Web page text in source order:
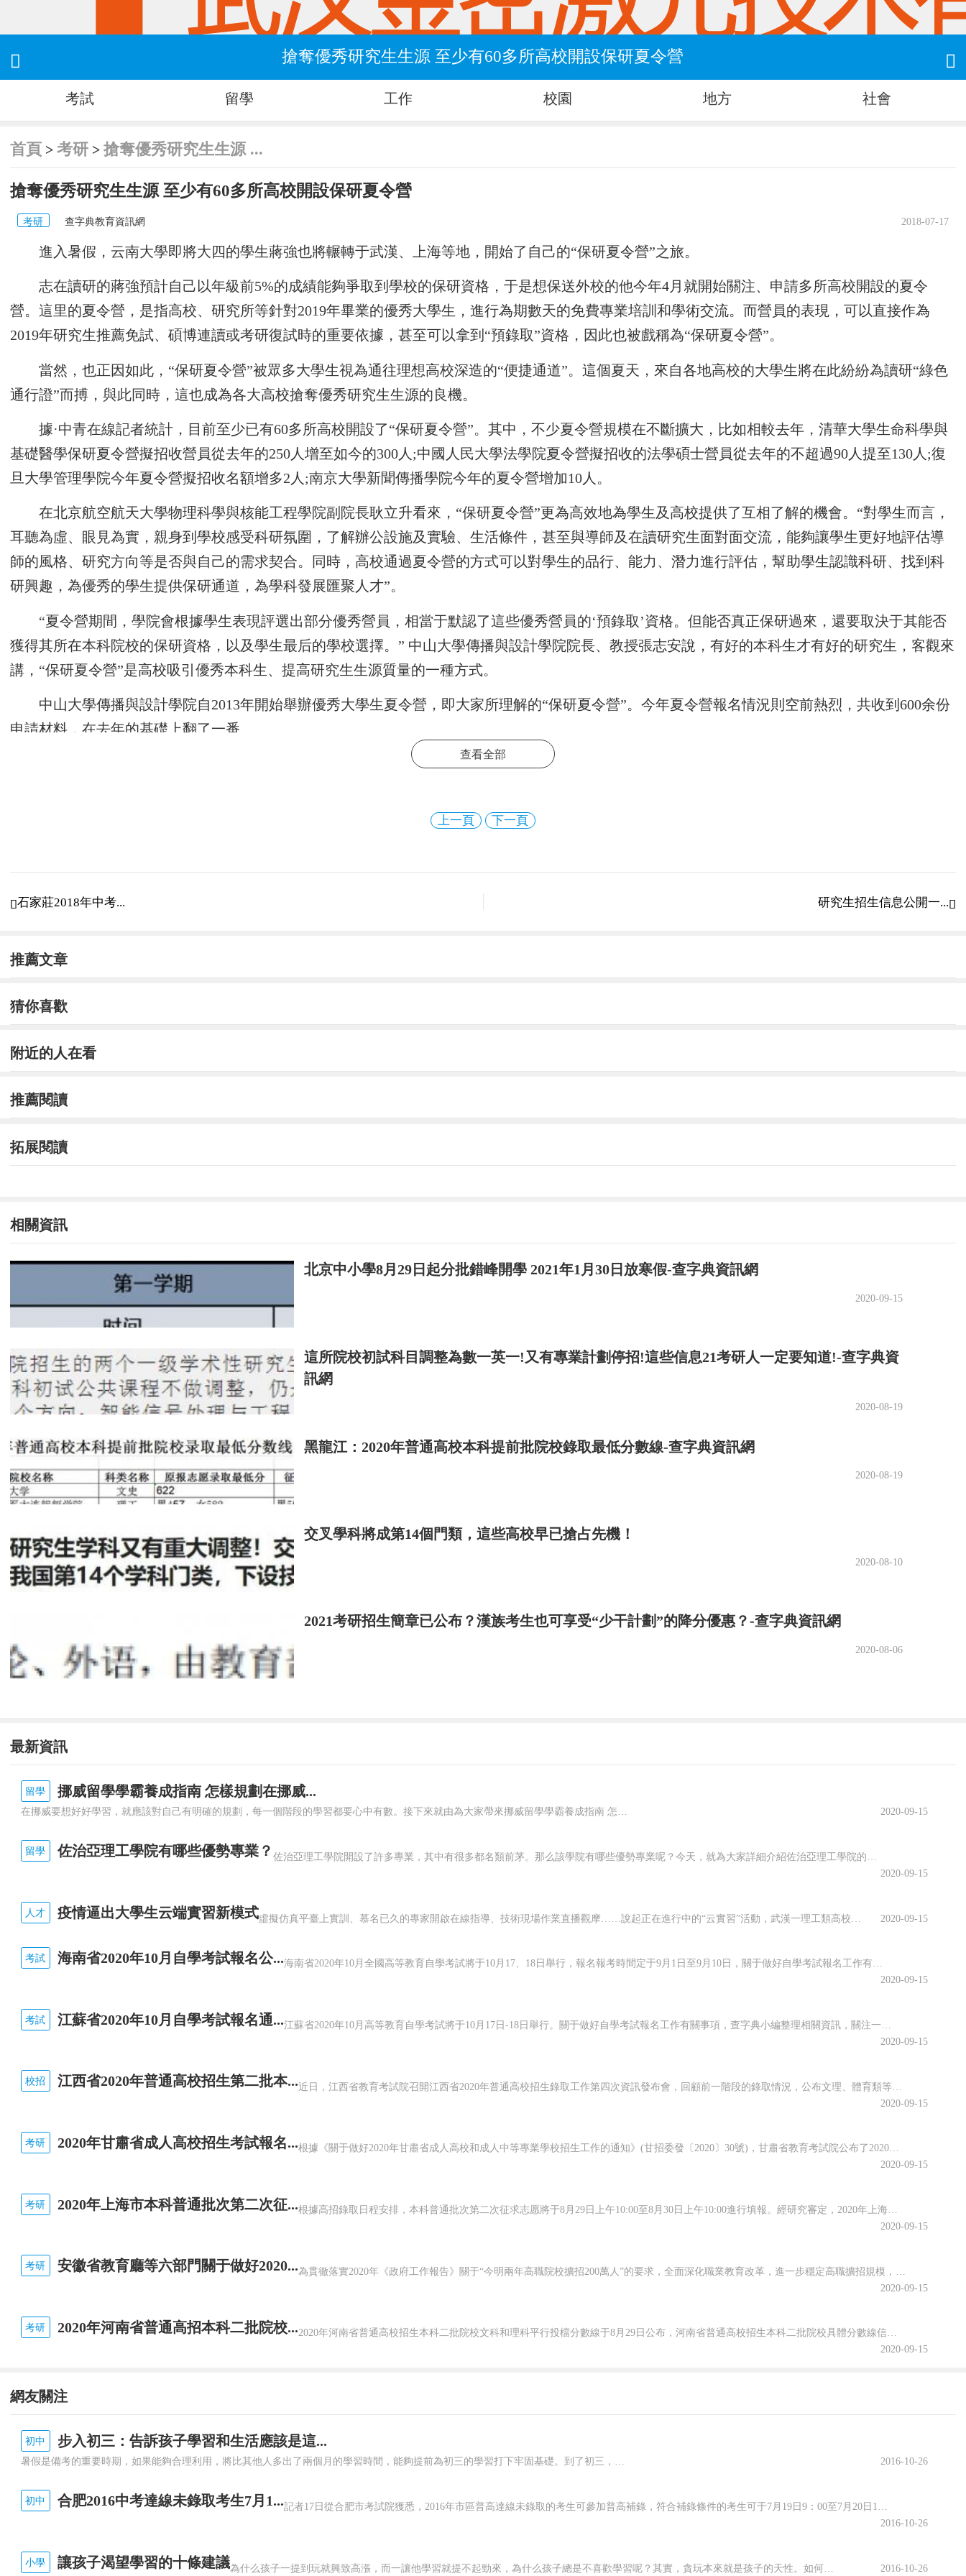
 搶奪優秀研究生生源 至少有60多所高校開設保研夏令營 
考試 留學 工作 校園 地方 社會
首頁 >考研 >搶奪優秀研究生生源 ...
搶奪優秀研究生生源 至少有60多所高校開設保研夏令營
考研 查字典教育資訊網 2018-07-17
進入暑假，云南大學即將大四的學生蔣強也將輾轉于武漢、上海等地，開始了自己的“保研夏令營”之旅。
志在讀研的蔣強預計自己以年級前5%的成績能夠爭取到學校的保研資格，于是想保送外校的他今年4月就開始關注、申請多所高校開設的夏令
營。這里的夏令營，是指高校、研究所等針對2019年畢業的優秀大學生，進行為期數天的免費專業培訓和學術交流。而營員的表現，可以直接作為
2019年研究生推薦免試、碩博連讀或考研復試時的重要依據，甚至可以拿到“預錄取”資格，因此也被戲稱為“保研夏令營”。
當然，也正因如此，“保研夏令營”被眾多大學生視為通往理想高校深造的“便捷通道”。這個夏天，來自各地高校的大學生將在此紛紛為讀研“綠色
通行證”而搏，與此同時，這也成為各大高校搶奪優秀研究生生源的良機。
據·中青在線記者統計，目前至少已有60多所高校開設了“保研夏令營”。其中，不少夏令營規模在不斷擴大，比如相較去年，清華大學生命科學與
基礎醫學保研夏令營擬招收營員從去年的250人增至如今的300人;中國人民大學法學院夏令營擬招收的法學碩士營員從去年的不超過90人提至130人;復
旦大學管理學院今年夏令營擬招收名額增多2人;南京大學新聞傳播學院今年的夏令營增加10人。
在北京航空航天大學物理科學與核能工程學院副院長耿立升看來，“保研夏令營”更為高效地為學生及高校提供了互相了解的機會。“對學生而言，
耳聽為虛、眼見為實，親身到學校感受科研氛圍，了解辦公設施及實驗、生活條件，甚至與導師及在讀研究生面對面交流，能夠讓學生更好地評估導
師的風格、研究方向等是否與自己的需求契合。同時，高校通過夏令營的方式可以對學生的品行、能力、潛力進行評估，幫助學生認識科研、找到科
研興趣，為優秀的學生提供保研通道，為學科發展匯聚人才”。
“夏令營期間，學院會根據學生表現評選出部分優秀營員，相當于默認了這些優秀營員的‘預錄取’資格。但能否真正保研過來，還要取決于其能否
獲得其所在本科院校的保研資格，以及學生最后的學校選擇。” 中山大學傳播與設計學院院長、教授張志安說，有好的本科生才有好的研究生，客觀來
講，“保研夏令營”是高校吸引優秀本科生、提高研究生生源質量的一種方式。
中山大學傳播與設計學院自2013年開始舉辦優秀大學生夏令營，即大家所理解的“保研夏令營”。今年夏令營報名情況則空前熱烈，共收到600余份
申請材料，在去年的基礎上翻了一番。
近些年來，隨著“保研夏令營”的興起、勃發，同學對此的關注也更為熱切。即將參與武漢大學新聞與傳播學院2018年優秀大學生夏令營的劉玉，
在為期3天的夏令營里，劉玉將與其他100多位學生參觀學校、聽學院老師作學術報告，并進行心理測試、專業面試、英文面試等活動。若劉玉能
學。
參加過中山大學夏令營的吳采倩認為，保研夏令營相當于高考錄取時的“提前批”。雖然9月高校會公布推免名額，但提前拿到保研夏令營的offer，
除了劉玉、吳采倩這類“準保研”學生，高校夏令營也受到很多準備考研的學生熱捧。
劉玉告訴記者，她的舍友因準備考取廈門大學的研究生，便申請參加了該校夏令營，拿到夏令營中的優秀營員名額或許就能在考研初試通過后免
去復試環節。
因此，“保研夏令營”并非完全為“保研”而生。比如參加北京航空航天大學2018年優秀大學生物理夏令營的營員將參加面試，由評審組根據其表現
資格或不滿足該校接收推薦免試攻讀研究生(含直博生)相關要求，則還需要參加2019年的全國碩士研究生入學統一考試。
“但當第一志愿報考我院且考分達到我院復試資格分數線(含總分、單科分數)要求時，無需參加復試考核(但仍需按時提供相關材料)，將被直接擬
錄取為北航物理科學與核能工程學院2019級學術型研究生。”耿立升表示。
張志安告訴記者，會根據學校、專業、成績排名、實踐能力、學術基礎和意向專業的名額等綜合因素確定入選、錄取名單。“申請學生的學校背景
比較重要，但并非唯985、211論，比較看重成績排名、是否為這個學校、專業做了準備等，比如有沒有一定的學術訓練、社會調查經驗，以及學生的
綜合素質，態度是否認真誠懇，與該學院、專業的匹配度等。
吳采倩為了應對夏令營的層層考驗，在6月中旬前準備好個人陳述、英語證明、本科成績單、代表作品等作為“硬實力”憑證。進入夏令營后，還有
進行面試、筆試、學術交流會、名師講座、面談等，吳采倩也提前進行了專業面試、英文面試的準備，可以說相當“走心”。
對于即將申請、參加夏令營的學生，張志安建議，“如果你的成績很好，那你還需要把其他方面準備更充分;如果你的成績屬于中等以上水平，那你
一定要非常認真地對待你要申請的那個學校，比方說你的自薦信就特別重要。因為你成績已經不是最靠前，那你當然在某方面要更專注。”
在21世紀教育研究院副院長熊丙奇看來，夏令營這種方式相較于傳統筆試+面試的考察更為全面，“一般而言3天集訓的時間，可以從各個角度評價
對于以后的夏令營，耿立升表示，“我們將在此后的夏令營中進一步增加學生與導師面對面交流的時間，并組織學科責任教授對各個二級學科進行
增加交流時間，這也是張志安所期待的，“現在夏令營的時間總是有限，過去我們曾舉辦過4天至5天的夏令營，其實效果會更好，對學生的考察將
會更全面，學生對學校的了解也會更深”。
更多精彩資訊請關注 查字典資訊網，我們將持續為您更新最新資訊!
查看全部
上一頁 下一頁
石家莊2018年中考... 
研究生招生信息公開一...
推薦文章
猜你喜歡
附近的人在看
推薦閱讀
拓展閱讀
相關資訊
北京中小學8月29日起分批錯峰開學 2021年1月30日放寒假-查字典資訊網
2020-09-15
這所院校初試科目調整為數一英一!又有專業計劃停招!這些信息21考研人一定要知道!-查字典資
訊網
2020-08-19
黑龍江：2020年普通高校本科提前批院校錄取最低分數線-查字典資訊網
2020-08-19
交叉學科將成第14個門類，這些高校早已搶占先機！
2020-08-10
2021考研招生簡章已公布？漢族考生也可享受“少干計劃”的降分優惠？-查字典資訊網
2020-08-06
最新資訊
留學 挪威留學學霸養成指南 怎樣規劃在挪威...
2020-09-15
留學 佐治亞理工學院有哪些優勢專業？
2020-09-15
人才 疫情逼出大學生云端實習新模式 2020-09-15
考試 海南省2020年10月自學考試報名公...
海南省2020年10月全國高等教育自學考試將于10月17、18日舉行，報名報考時間定于9月1日至9月10日，關于做好自學考試報名工作有關事項，查字典小編整理相關資訊，關注一下~關于我省2020年10月自學考試報名報考的公告2020年10月全國高等教育自學考試將于10月17、18日舉行，我省報名報考時...
2020-09-15
考試 江蘇省2020年10月自學考試報名通...
2020-09-15
校招 江西省2020年普通高校招生第二批本...
近日，江西省教育考試院召開江西省2020年普通高校招生錄取工作第四次資訊發布會，回顧前一階段的錄取情況，公布文理、體育類等第二批本科批次和藝術類普通批本科的投檔情況。查字典小編整理相關資訊，關注一下~江西省2020年普通高校招生第二批本科批次(含藝術類普通批本科)投檔情況發布8月25日上午，省教育考...
2020-09-15
考研 2020年甘肅省成人高校招生考試報名...
根據《關于做好2020年甘肅省成人高校和成人中等專業學校招生工作的通知》(甘招委發〔2020〕30號)，甘肅省教育考試院公布了2020年成人高校招生考試報名時間，詳細成人高考網上報名工作安排通知，跟隨查字典小編一起關注一下~2020年甘肅省成人高校招生考試報名時間確定根據《關于做好2020年甘肅省成...
2020-09-15
考研 2020年上海市本科普通批次第二次征...
根據高招錄取日程安排，本科普通批次第二次征求志愿將于8月29日上午10:00至8月30日上午10:00進行填報。經研究審定，2020年上海市普通高校招生本科普通批次第二次征求志愿降分控制線為385分。查字典小編整理相關資訊，關注一下~本科普通批次第二次征求志愿填報即將開始根據高招錄取日程安排，本科普...
2020-09-15
考研 安徽省教育廳等六部門關于做好2020...
2020-09-15
考研 2020年河南省普通高招本科二批院校...
2020年河南省普通高校招生本科二批院校文科和理科平行投檔分數線于8月29日公布，河南省普通高校招生本科二批院校具體分數線信息，跟隨查字典小編一起關注一下吧~2020年河南省普通高招本科二批院校平行投檔分數線2020年河南省普通高校招生本科二批院校平行投檔分數線(文科)2020年河南省普通高校招生本...
2020-09-15
網友關注
初中 步入初三：告訴孩子學習和生活應該是這...
2016-10-26
初中 合肥2016中考達線未錄取考生7月1...
2016-10-26
小學 讓孩子渴望學習的十條建議 為什么孩子一提到玩就興致高漲，而一讓他學習就提不起勁來，為什么孩子總是不喜歡學習呢？其實，貪玩本來就是孩子的天性。如何讓學習成為孩子的渴望，請考慮以下十條建議： １、傾聽并和孩子談論學習生活 初入學的孩子對學校的一切都感到新奇、有趣，他們回到家會興致勃勃地向父母講述學校的學習生活，這時，家長應耐心傾... 2016-10-26